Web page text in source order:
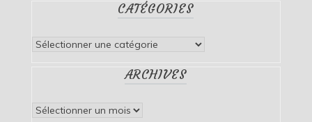
CATÉGORIES
Catégories
ARCHIVES
Archives